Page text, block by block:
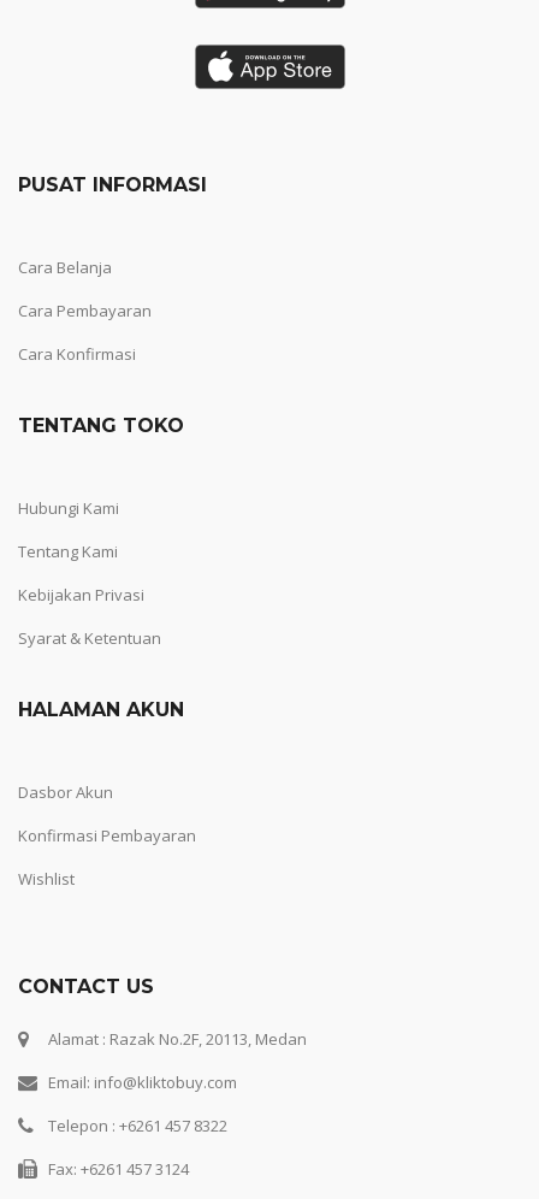
PUSAT INFORMASI
Cara Belanja
Cara Pembayaran
Cara Konfirmasi
TENTANG TOKO
Hubungi Kami
Tentang Kami
Kebijakan Privasi
Syarat & Ketentuan
HALAMAN AKUN
Dasbor Akun
Konfirmasi Pembayaran
Wishlist
CONTACT US
Alamat : Razak No.2F, 20113, Medan
Email: info@kliktobuy.com
Telepon : +6261 457 8322
Fax: +6261 457 3124